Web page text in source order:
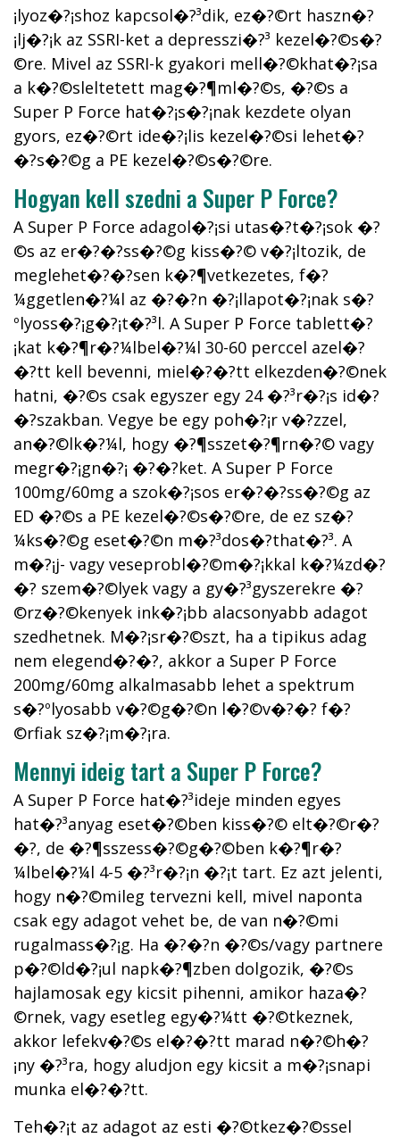
¡lyoz�?¡shoz kapcsol�?³dik, ez�?©rt haszn�?
¡lj�?¡k az SSRI-ket a depresszi�?³ kezel�?©s�?
©re. Mivel az SSRI-k gyakori mell�?©khat�?¡sa
a k�?©sleltetett mag�?¶ml�?©s, �?©s a
Super P Force hat�?¡s�?¡nak kezdete olyan
gyors, ez�?©rt ide�?¡lis kezel�?©si lehet�?
�?s�?©g a PE kezel�?©s�?©re.
Hogyan kell szedni a Super P Force?
A Super P Force adagol�?¡si utas�?­t�?¡sok �?
©s az er�?�?ss�?©g kiss�?© v�?¡ltozik, de
meglehet�?�?sen k�?¶vetkezetes, f�?
¼ggetlen�?¼l az �?�?n �?¡llapot�?¡nak s�?
ºlyoss�?¡g�?¡t�?³l. A Super P Force tablett�?
¡kat k�?¶r�?¼lbel�?¼l 30-60 perccel azel�?
�?tt kell bevenni, miel�?�?tt elkezden�?©nek
hatni, �?©s csak egyszer egy 24 �?³r�?¡s id�?
�?szakban. Vegye be egy poh�?¡r v�?­zzel,
an�?©lk�?¼l, hogy �?¶sszet�?¶rn�?© vagy
megr�?¡gn�?¡ �?�?ket. A Super P Force
100mg/60mg a szok�?¡sos er�?�?ss�?©g az
ED �?©s a PE kezel�?©s�?©re, de ez sz�?
¼ks�?©g eset�?©n m�?³dos�?­that�?³. A
m�?¡j- vagy veseprobl�?©m�?¡kkal k�?¼zd�?
�? szem�?©lyek vagy a gy�?³gyszerekre �?
©rz�?©kenyek ink�?¡bb alacsonyabb adagot
szedhetnek. M�?¡sr�?©szt, ha a tipikus adag
nem elegend�?�?, akkor a Super P Force
200mg/60mg alkalmasabb lehet a spektrum
s�?ºlyosabb v�?©g�?©n l�?©v�?�? f�?
©rfiak sz�?¡m�?¡ra.
Mennyi ideig tart a Super P Force?
A Super P Force hat�?³ideje minden egyes
hat�?³anyag eset�?©ben kiss�?© elt�?©r�?
�?, de �?¶sszess�?©g�?©ben k�?¶r�?
¼lbel�?¼l 4-5 �?³r�?¡n �?¡t tart. Ez azt jelenti,
hogy n�?©mileg tervezni kell, mivel naponta
csak egy adagot vehet be, de van n�?©mi
rugalmass�?¡g. Ha �?�?n �?©s/vagy partnere
p�?©ld�?¡ul napk�?¶zben dolgozik, �?©s
hajlamosak egy kicsit pihenni, amikor haza�?
©rnek, vagy esetleg egy�?¼tt �?©tkeznek,
akkor lefekv�?©s el�?�?tt marad n�?©h�?
¡ny �?³ra, hogy aludjon egy kicsit a m�?¡snapi
munka el�?�?tt.
Teh�?¡t az adagot az esti �?©tkez�?©ssel